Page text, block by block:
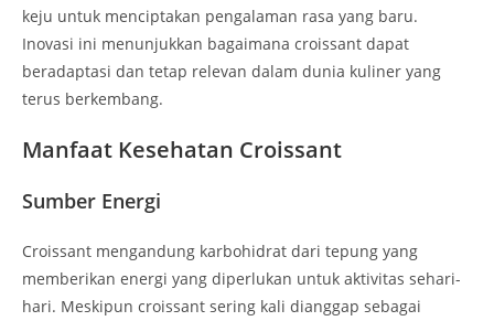
keju untuk menciptakan pengalaman rasa yang baru.
Inovasi ini menunjukkan bagaimana croissant dapat
beradaptasi dan tetap relevan dalam dunia kuliner yang
terus berkembang.
Manfaat Kesehatan Croissant
Sumber Energi
Croissant mengandung karbohidrat dari tepung yang
memberikan energi yang diperlukan untuk aktivitas sehari-
hari. Meskipun croissant sering kali dianggap sebagai